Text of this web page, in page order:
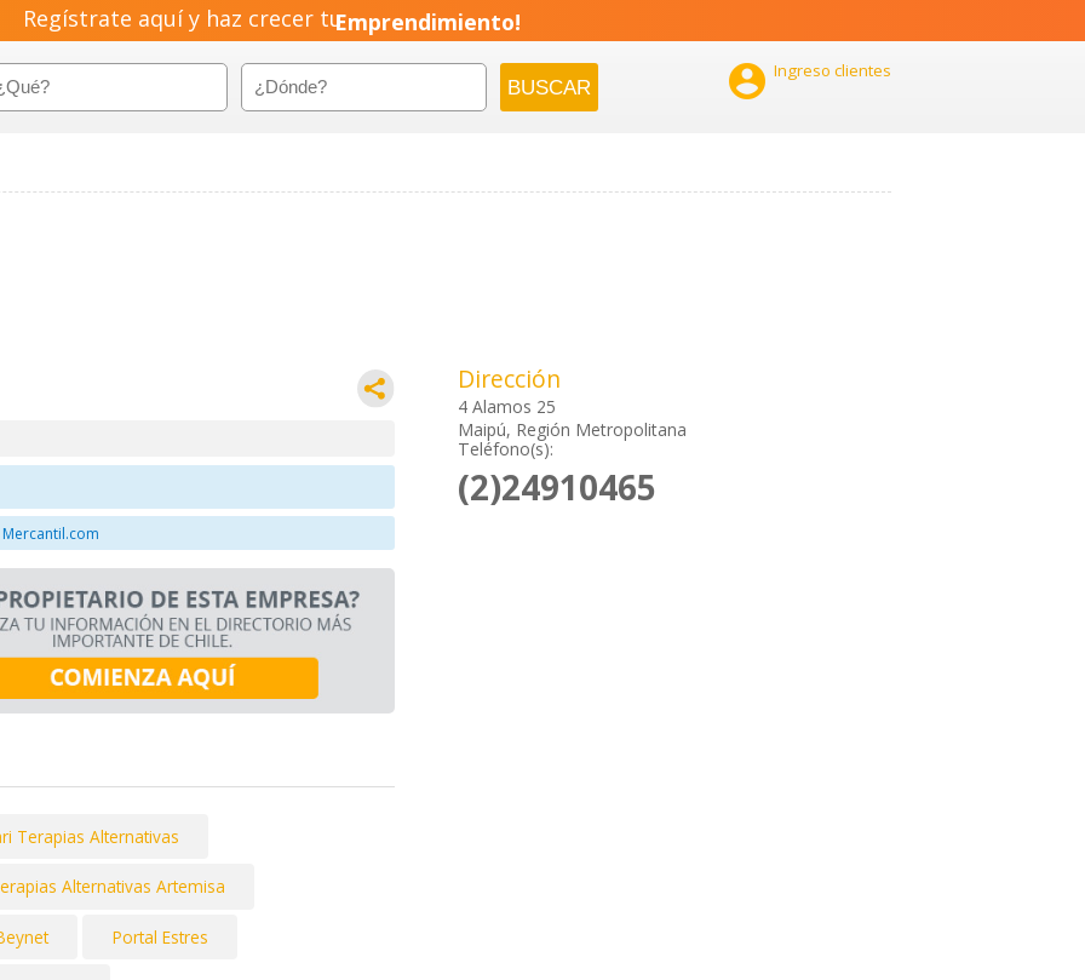
Regístrate aquí y haz crecer tuEmprendimiento!
 Ingreso clientes
Terapias Alternativas
Alternativas Artemisa
Portal Estres
Dirección
4 Alamos 25
Maipú, Región Metropolitana
Teléfono(s):
(2)24910465